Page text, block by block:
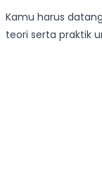
Kamu harus
teori serta praktik